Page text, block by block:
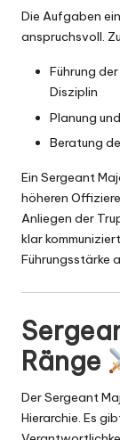
Die Aufgaben
anspruchsvoll.
Führung
Disziplin
Planung
Beratung
Ein Sergeant
höheren
Anliegen der
klar
Führungsstärke
Ränge
Der Sergeant
Hierarchie. Es